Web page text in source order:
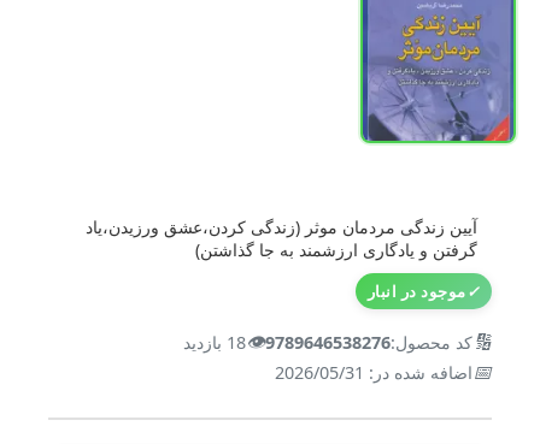
آیین زندگی مردمان موثر (زندگی کردن،عشق ورزیدن،یاد
گرفتن و یادگاری ارزشمند به جا گذاشتن)
✓موجود در انبار
🔢کد محصول:9789646538276
👁️18 بازدید
📅اضافه شده در: 2026/05/31